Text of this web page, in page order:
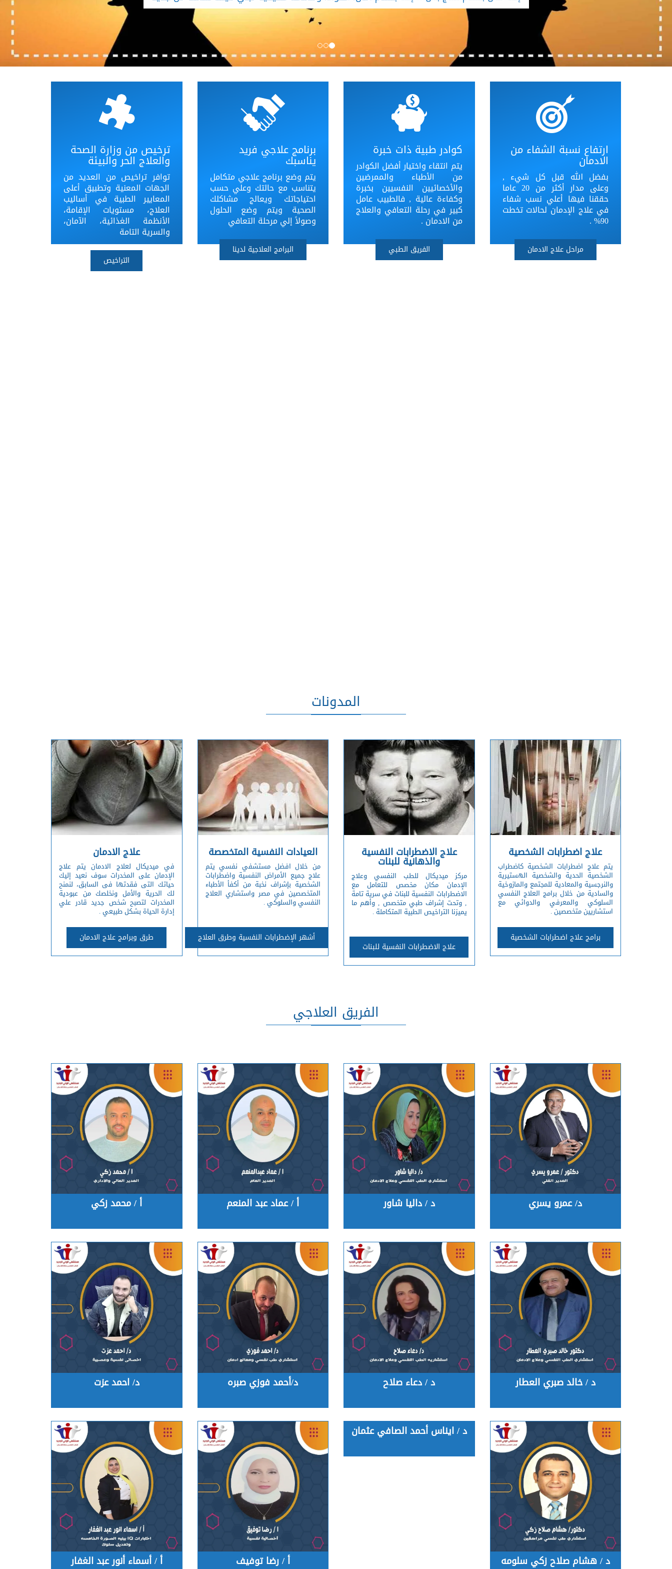
ارتفاع نسبة الشفاء من
الادمان
بفضل الله قبل كل شيء ,
وعلى مدار أكثر من 20 عاما
حققنا فيها أعلي نسب شفاء
في علاج الإدمان لحالات تخطت
90% .
مراحل علاج الادمان
كوادر طبية ذات خبرة
يتم انتقاء واختيار أفضل الكوادر
من الأطباء والممرضين
والأخصائيين النفسيين بخبرة
وكفاءة عالية , فالطبيب عامل
كبير في رحلة التعافي والعلاج
من الادمان .
الفريق الطبي
برنامج علاجي فريد
يناسبك
يتم وضع برنامج علاجي متكامل
يتناسب مع حالتك وعلي حسب
احتياجاتك ويعالج مشاكلك
الصحية ويتم وضع الحلول
وصولاً إلي مرحلة التعافي
البرامج العلاجية لدينا
ترخيص من وزارة الصحة
والعلاج الحر والبيئة
توافر تراخيص من العديد من
الجهات المعنية وتطبيق أعلى
المعايير الطبية في أساليب
العلاج، مستويات الإقامة،
الأنظمة الغذائية، الآمان،
والسرية التامة
التراخيص
المدونات
علاج اضطرابات الشخصية
يتم علاج اضطرابات الشخصية كاضطراب
الشخصية الحدية والشخصية الهستيرية
والنرجسية والمعادية للمجتمع والمازوخية
والسادية من خلال برامج العلاج النفسي
السلوكي والمعرفي والدوائي مع
استشاريين متخصصين .
برامج علاج اضطرابات الشخصية
علاج الاضطرابات النفسية
والذهانية للبنات
مركز ميديكال للطب النفسي وعلاج
الإدمان مكان مخصص للتعامل مع
الاضطرابات النفسية للبنات في سرية تامة
, وتحت إشراف طبي متخصص , وأهم ما
يميزنا التراخيص الطبية المتكاملة .
علاج الاضطرابات النفسية للبنات
العيادات النفسية المتخصصة
من خلال افضل مستشفي نفسي يتم
علاج جميع الأمراض النفسية واضطرابات
الشخصية بإشراف نخبة من أكفأ الأطباء
المتخصصين في مصر واستشاري العلاج
النفسي والسلوكي .
أشهر الإضطرابات النفسية وطرق العلاج
علاج الادمان
في ميديكال لعلاج الادمان يتم علاج
الإدمان على المخدرات سوف نعيد إليك
حياتك التى فقدتها فى السابق، لنمنح
لك الحرية والأمل ونخلصك من عبودية
المخدرات لتصبح شخص جديد قادر علي
إدارة الحياة بشكل طبيعي .
طرق وبرامج علاج الادمان
الفريق العلاجي
د/ عمرو يسري د / داليا شاور أ / عماد عبد المنعم أ / محمد زكي
د / خالد صبري العطار د / دعاء صلاح د/أحمد فوزي صبره د/ احمد عزت
د / هشام صلاح زكي سلومه
د / ايناس أحمد الصافي عثمان
أ / رضا توفيف أ / أسماء أنور عبد الغفار